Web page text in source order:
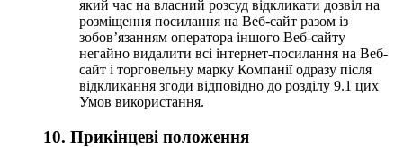
який час на власний розсуд відкликати дозвіл на
розміщення посилання на Веб-сайт разом із
зобов’язанням оператора іншого Веб-сайту
негайно видалити всі інтернет-посилання на Веб-
сайт і торговельну марку Компанії одразу після
відкликання згоди відповідно до розділу 9.1 цих
Умов використання.
10. Прикінцеві положення